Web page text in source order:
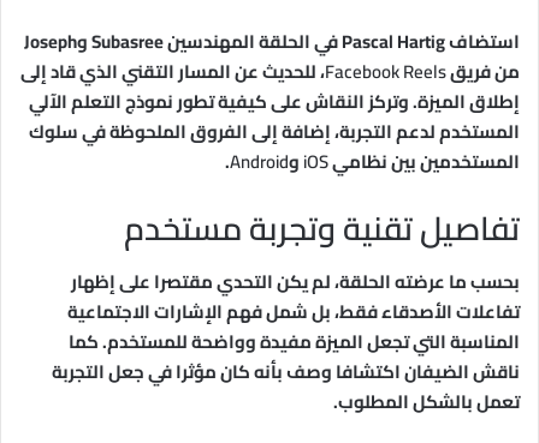
استضاف Pascal Hartig في الحلقة المهندسين Subasree وJoseph
من فريقFacebook Reels، للحديث عن المسار التقني الذي قاد إلى
إطلاق الميزة. وتركز النقاش على كيفية تطور نموذج التعلم الآلي
المستخدم لدعم التجربة، إضافة إلى الفروق الملحوظة في سلوك
المستخدمين بين نظاميiOSوAndroid
.
تفاصيل تقنية وتجربة مستخدم
بحسب ما عرضته الحلقة، لم يكن التحدي مقتصرا على إظهار
تفاعلات الأصدقاء فقط، بل شمل فهم الإشارات الاجتماعية
المناسبة التي تجعل الميزة مفيدة وواضحة للمستخدم. كما
ناقش الضيفان اكتشافا وصف بأنه كان مؤثرا في جعل التجربة
تعمل بالشكل المطلوب.